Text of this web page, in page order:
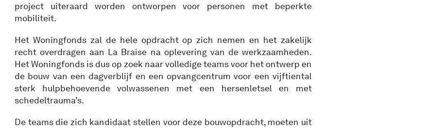
project uiteraard worden ontworpen voor personen met beperkte
mobiliteit.
Het Woningfonds zal de hele opdracht op zich nemen en het zakelijk
recht overdragen aan La Braise na oplevering van de werkzaamheden.
Het Woningfonds is dus op zoek naar volledige teams voor het ontwerp en
de bouw van een dagverblijf en een opvangcentrum voor een vijftiental
sterk hulpbehoevende volwassenen met een hersenletsel en met
schedeltrauma’s.
De teams die zich kandidaat stellen voor deze bouwopdracht, moeten uit